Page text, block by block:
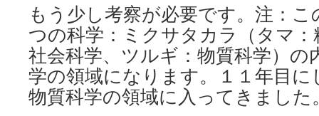
もう少し考察が必要です。注：
つの科学：ミクサタカラ（タマ
社会科学、ツルギ：物質科学）の
学の領域になります。１１年目
物質科学の領域に入ってきました